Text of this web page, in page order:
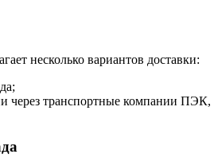
несколько вариантов доставки:
через транспортные компании ПЭК,